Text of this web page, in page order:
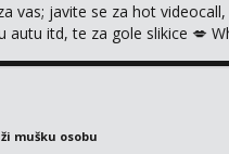
vas; javite se za hot
autu itd, te za gole slikice 💋
mušku osobu